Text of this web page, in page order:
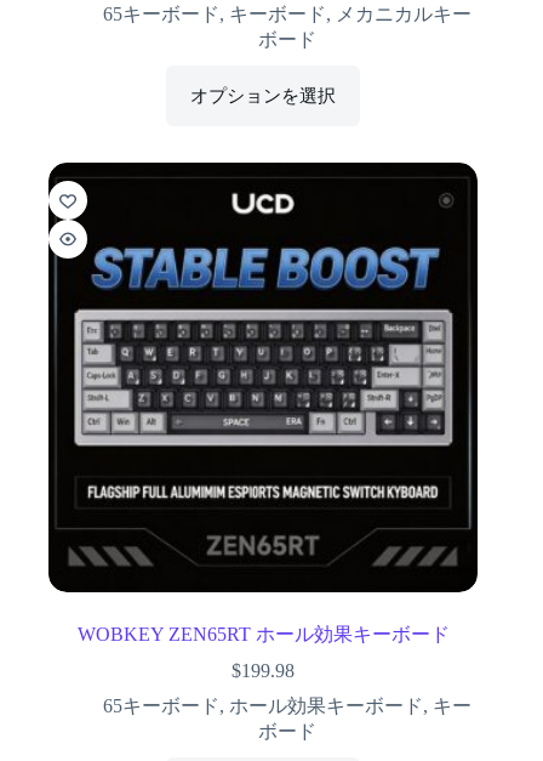
65キーボード, キーボード, メカニカルキー
ボード
オプションを選択
WOBKEY ZEN65RT ホール効果キーボード
$199.98
65キーボード, ホール効果キーボード, キー
ボード